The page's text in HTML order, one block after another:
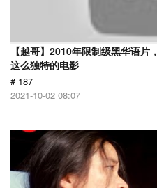
【越哥】2010年限制级黑华语
这么独特的电影
# 187
2021-10-02 08:07